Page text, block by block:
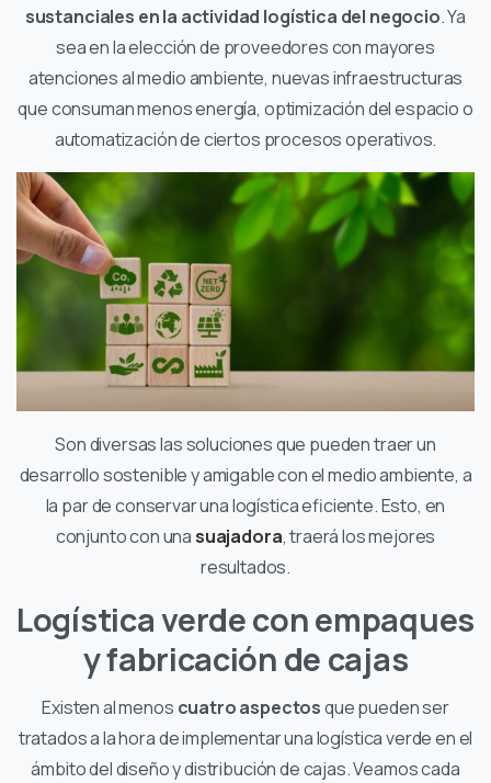
sustanciales en la actividad logística del negocio. Ya
sea en la elección de proveedores con mayores
atenciones al medio ambiente, nuevas infraestructuras
que consuman menos energía, optimización del espacio o
automatización de ciertos procesos operativos.
Son diversas las soluciones que pueden traer un
desarrollo sostenible y amigable con el medio ambiente, a
la par de conservar una logística eficiente. Esto, en
conjunto con unasuajadora, traerá los mejores
resultados.
Logística verde con empaques
y fabricación de cajas
Existen al menos cuatro aspectosque pueden ser
tratados a la hora de implementar una logística verde en el
ámbito del diseño y distribución de cajas. Veamos cada